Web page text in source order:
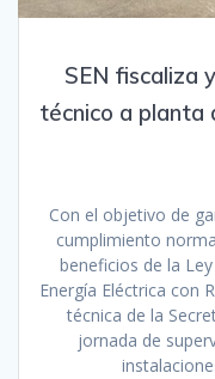
SEN fiscaliza
técnico a planta
Con el objetivo de
cumplimiento
beneficios de la
Energía Eléctrica con
técnica de la
jornada de